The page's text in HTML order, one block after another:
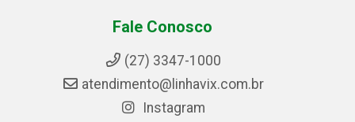
Fale Conosco
(27) 3347-1000
atendimento@linhavix.com.br
Instagram